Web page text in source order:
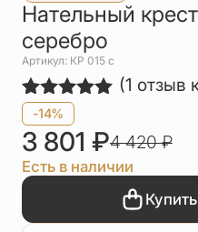
Нательный
серебро
Артикул: КР 015 c
Рейтинг
5.00из 5
на основе
опроса
1
пользователя
(1 отзыв
-14%
3 801 ₽4 420₽
Есть в наличии
Купить